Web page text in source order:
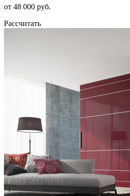
от 48 000 руб.
Рассчитать